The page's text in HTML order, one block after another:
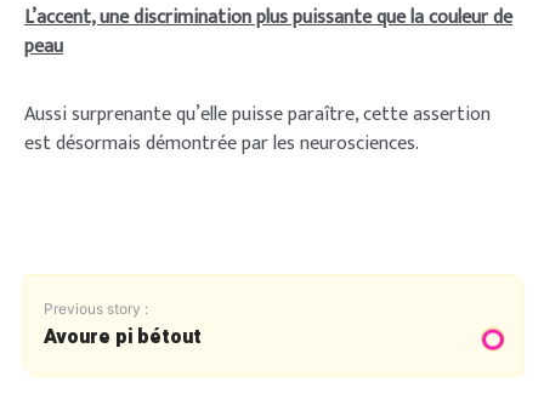
L’accent, une discrimination plus puissante que la couleur de
peau
Aussi surprenante qu’elle puisse paraître, cette assertion
est désormais démontrée par les neurosciences.
Previous story :
Avoure pi bétout